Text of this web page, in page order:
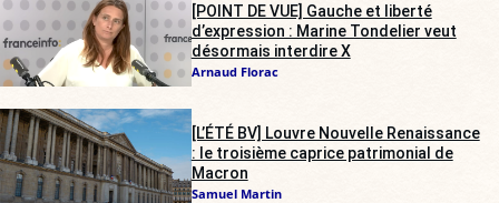
[POINT DE VUE] Gauche et liberté
d’expression : Marine Tondelier veut
désormais interdire X
Arnaud Florac
[L’ÉTÉ BV] Louvre Nouvelle Renaissance
: le troisième caprice patrimonial de
Macron
Samuel Martin